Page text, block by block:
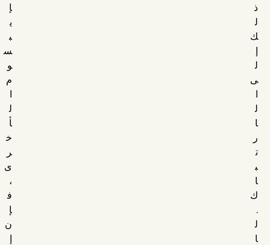
ذ
ل
ك
إ
ل
ى
ا
ل
ا
ر
ت
ب
ا
ك
.
ل
ا
إ
ي
ب
س
و
م
ا
ل
أ
خ
ر
ى
،
ف
إ
ن
إ